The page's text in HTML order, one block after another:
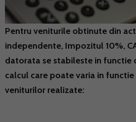
Pentru veniturile obtinute din
independente, Impozitul 10%,
datorata se stabileste in functie
calcul care poate varia in
veniturilor realizate: